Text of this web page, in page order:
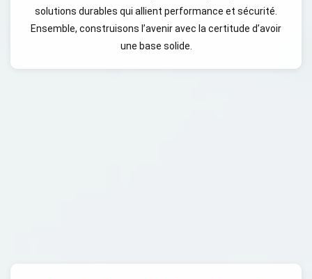
solutions durables qui allient performance et sécurité.
Ensemble, construisons l’avenir avec la certitude d’avoir
une base solide.